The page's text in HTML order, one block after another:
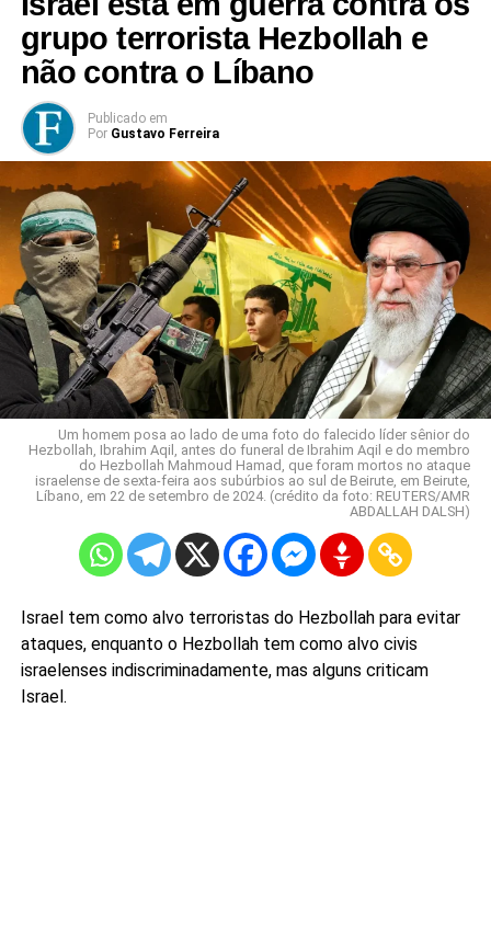
grupo terrorista Hezbollah e
não contra o Líbano
Publicado em
Por Gustavo Ferreira
Um homem posa ao lado de uma foto do falecido líder sênior do
Hezbollah, Ibrahim Aqil, antes do funeral de Ibrahim Aqil e do membro
do Hezbollah Mahmoud Hamad, que foram mortos no ataque
israelense de sexta-feira aos subúrbios ao sul de Beirute, em Beirute,
Líbano, em 22 de setembro de 2024. (crédito da foto: REUTERS/AMR
ABDALLAH DALSH)
Israel tem como alvo terroristas do Hezbollah para evitar
ataques, enquanto o Hezbollah tem como alvo civis
israelenses indiscriminadamente, mas alguns criticam
Israel.